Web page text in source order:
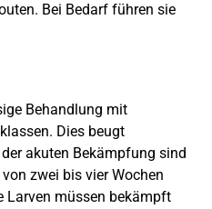
Bei Bedarf führen sie
Behandlung mit
Dies beugt
akuten Bekämpfung sind
zwei bis vier Wochen
Larven müssen bekämpft